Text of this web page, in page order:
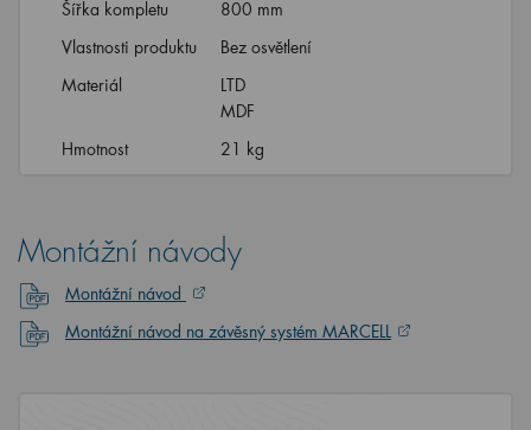
Šířka kompletu
800 mm
Vlastnosti produktu
Bez osvětlení
Materiál
LTD
MDF
Hmotnost
21 kg
Montážní návody
Montážní návod
Montážní návod na závěsný systém MARCELL